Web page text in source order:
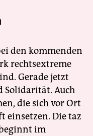
den kommenden
rechtsextreme
Gerade jetzt
Solidarität. Auch
die sich vor Ort
einsetzen. Die taz
im